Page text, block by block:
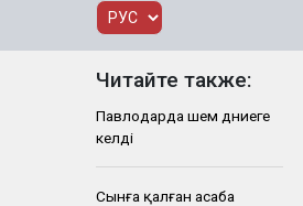
Читайте также:
Павлодарда үшем дүниеге
келді
Сынға қалған асаба